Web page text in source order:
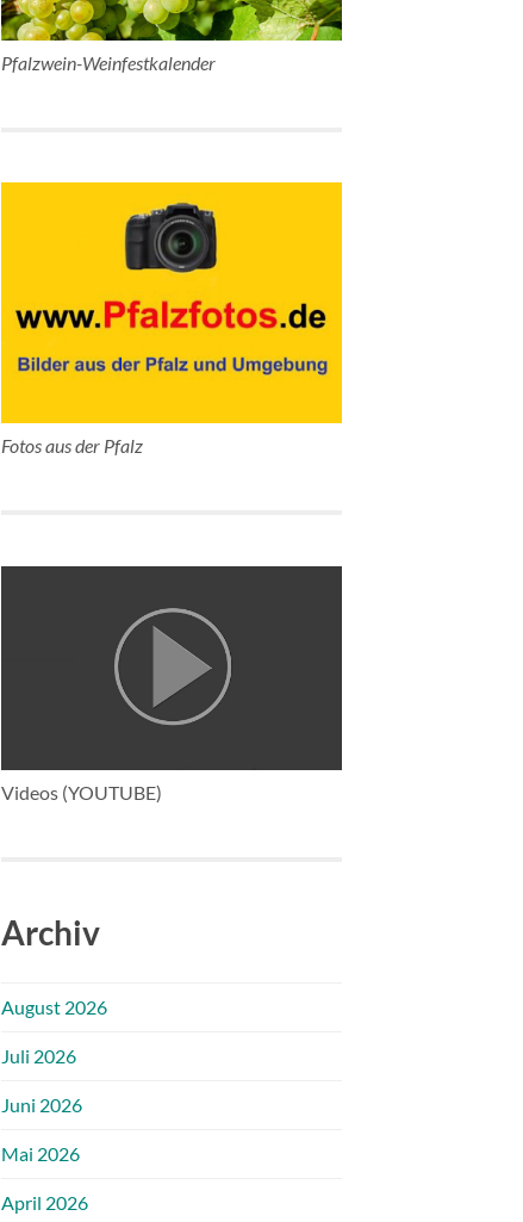
Pfalzwein-Weinfestkalender
Fotos aus der Pfalz
Videos (YOUTUBE)
Archiv
August 2026
Juli 2026
Juni 2026
Mai 2026
April 2026